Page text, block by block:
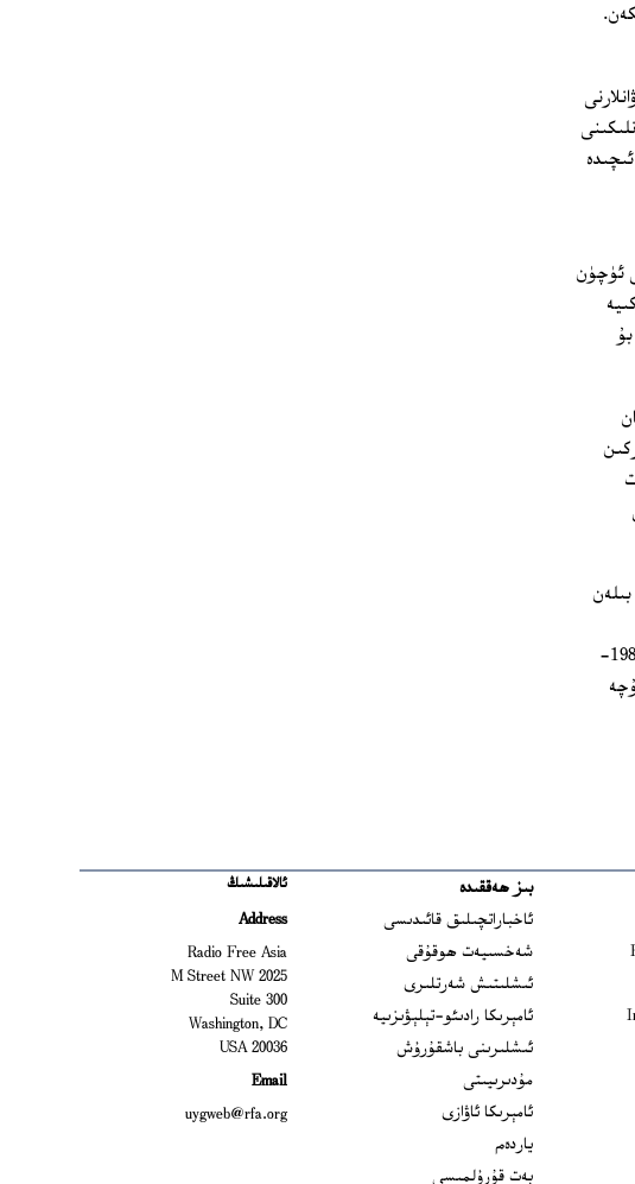
ئېگىز تاغ-داۋانلارنى
ئۇنىڭ ئىچىدە
ئۈچۈن
بۇ
بىلەن
ئولتۇراقلاشقان. ئەيسا ئەپەندى 1960-يىلى ئىستانبۇلدا شەرقىي تۈركىستان كۆچمەنلەر جەمئىيىتىنى، 1985-
بولغۇچە
Opens in new window
Opens in new window
Opens in new window
Opens in new window
Opens
بىز ھەققىدە
ئاخباراتچىلىق قائىدىسى
شەخسىيەت ھوقۇقى
ئىشلىتىش شەرتلىرى
ئامېرىكا رادىئو-تېلېۋىزىيە
ئىشلىرىنى باشقۇرۇش
مۇدىرىيىتى
ئامېرىكا ئاۋازى
ياردەم
بەت قۇرۇلمىسى
ئالاقىلىشىڭ
Address
Radio Free Asia
2025 M Street NW
Suite 300
Washington, DC
20036 USA
Email
uygweb@rfa.org